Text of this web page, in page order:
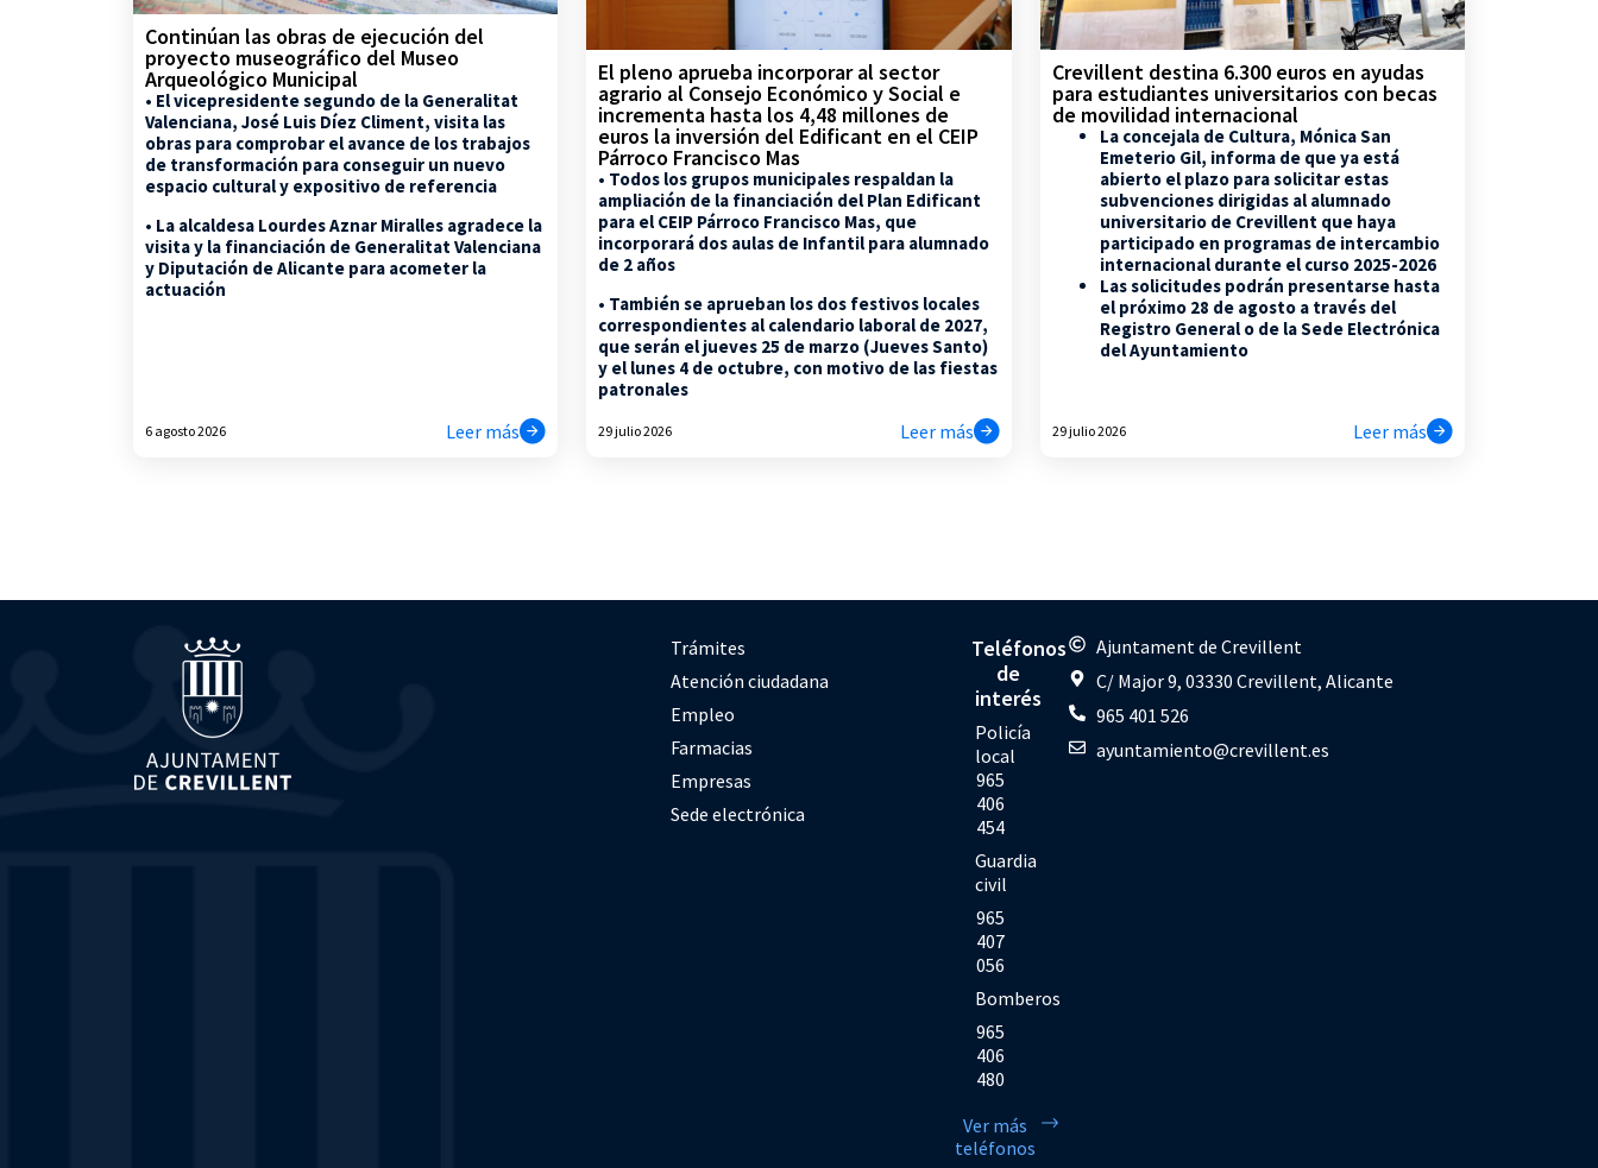
Continúan las obras de ejecución del
proyecto museográfico del Museo
Arqueológico Municipal
• El vicepresidente segundo de la Generalitat
Valenciana, José Luis Díez Climent, visita las
obras para comprobar el avance de los trabajos
de transformación para conseguir un nuevo
espacio cultural y expositivo de referencia
• La alcaldesa Lourdes Aznar Miralles agradece la
visita y la financiación de Generalitat Valenciana
y Diputación de Alicante para acometer la
actuación
6 agosto 2026 Leer más
El pleno aprueba incorporar al sector
agrario al Consejo Económico y Social e
incrementa hasta los 4,48 millones de
euros la inversión del Edificant en el CEIP
Párroco Francisco Mas
• Todos los grupos municipales respaldan la
ampliación de la financiación del Plan Edificant
para el CEIP Párroco Francisco Mas, que
incorporará dos aulas de Infantil para alumnado
de 2 años
• También se aprueban los dos festivos locales
correspondientes al calendario laboral de 2027,
que serán el jueves 25 de marzo (Jueves Santo)
y el lunes 4 de octubre, con motivo de las fiestas
patronales
29 julio 2026 Leer más
Crevillent destina 6.300 euros en ayudas
para estudiantes universitarios con becas
de movilidad internacional
La concejala de Cultura, Mónica San
Emeterio Gil, informa de que ya está
abierto el plazo para solicitar estas
subvenciones dirigidas al alumnado
universitario de Crevillent que haya
participado en programas de intercambio
internacional durante el curso 2025-2026
Las solicitudes podrán presentarse hasta
el próximo 28 de agosto a través del
Registro General o de la Sede Electrónica
del Ayuntamiento
29 julio 2026 Leer más
Trámites
Atención ciudadana
Empleo
Farmacias
Empresas
Sede electrónica
Teléfonos
de
interés
Policía
local
965
406
454
Guardia
civil
965
407
056
Bomberos
965
406
480
Ver más
teléfonos
Ajuntament de Crevillent
C/ Major 9, 03330 Crevillent, Alicante
965 401 526
ayuntamiento@crevillent.es